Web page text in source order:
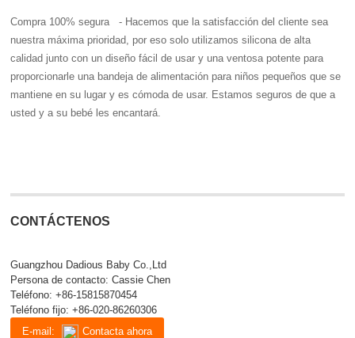
Compra 100% segura
- Hacemos que la satisfacción del cliente sea
nuestra máxima prioridad, por eso solo utilizamos silicona de alta
calidad junto con un diseño fácil de usar y una ventosa potente para
proporcionarle una bandeja de alimentación para niños pequeños que se
mantiene en su lugar y es cómoda de usar. Estamos seguros de que a
usted y a su bebé les encantará.
CONTÁCTENOS
Guangzhou Dadious Baby Co.,Ltd
Persona de contacto: Cassie Chen
Teléfono:+86-15815870454
Teléfono fijo:+86-020-86260306
E-mail:
Contacta ahora